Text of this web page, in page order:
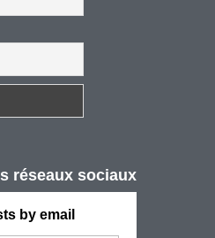
réseaux sociaux
by email